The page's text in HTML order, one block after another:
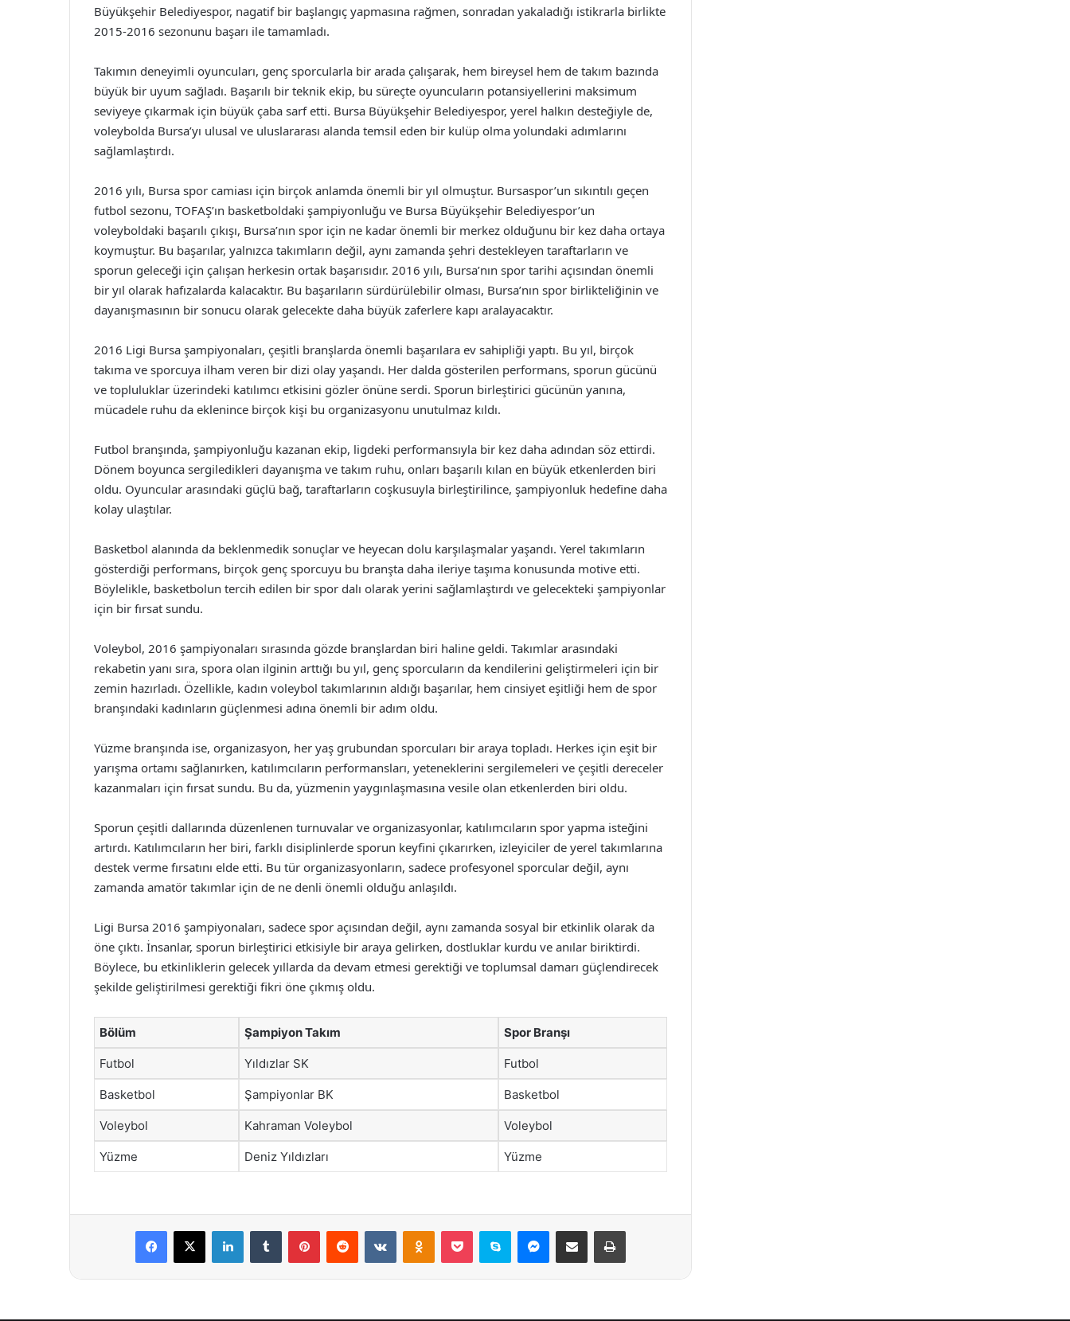
Büyükşehir Belediyespor, nagatif bir başlangıç yapmasına rağmen, sonradan yakaladığı istikrarla birlikte
2015-2016 sezonunu başarı ile tamamladı.
Takımın deneyimli oyuncuları, genç sporcularla bir arada çalışarak, hem bireysel hem de takım bazında
büyük bir uyum sağladı. Başarılı bir teknik ekip, bu süreçte oyuncuların potansiyellerini maksimum
seviyeye çıkarmak için büyük çaba sarf etti. Bursa Büyükşehir Belediyespor, yerel halkın desteğiyle de,
voleybolda Bursa’yı ulusal ve uluslararası alanda temsil eden bir kulüp olma yolundaki adımlarını
sağlamlaştırdı.
2016 yılı, Bursa spor camiası için birçok anlamda önemli bir yıl olmuştur. Bursaspor’un sıkıntılı geçen
futbol sezonu, TOFAŞ’ın basketboldaki şampiyonluğu ve Bursa Büyükşehir Belediyespor’un
voleyboldaki başarılı çıkışı, Bursa’nın spor için ne kadar önemli bir merkez olduğunu bir kez daha ortaya
koymuştur. Bu başarılar, yalnızca takımların değil, aynı zamanda şehri destekleyen taraftarların ve
sporun geleceği için çalışan herkesin ortak başarısıdır. 2016 yılı, Bursa’nın spor tarihi açısından önemli
bir yıl olarak hafızalarda kalacaktır. Bu başarıların sürdürülebilir olması, Bursa’nın spor birlikteliğinin ve
dayanışmasının bir sonucu olarak gelecekte daha büyük zaferlere kapı aralayacaktır.
2016 Ligi Bursa şampiyonaları, çeşitli branşlarda önemli başarılara ev sahipliği yaptı. Bu yıl, birçok
takıma ve sporcuya ilham veren bir dizi olay yaşandı. Her dalda gösterilen performans, sporun gücünü
ve topluluklar üzerindeki katılımcı etkisini gözler önüne serdi. Sporun birleştirici gücünün yanına,
mücadele ruhu da eklenince birçok kişi bu organizasyonu unutulmaz kıldı.
Futbol branşında, şampiyonluğu kazanan ekip, ligdeki performansıyla bir kez daha adından söz ettirdi.
Dönem boyunca sergiledikleri dayanışma ve takım ruhu, onları başarılı kılan en büyük etkenlerden biri
oldu. Oyuncular arasındaki güçlü bağ, taraftarların coşkusuyla birleştirilince, şampiyonluk hedefine daha
kolay ulaştılar.
Basketbol alanında da beklenmedik sonuçlar ve heyecan dolu karşılaşmalar yaşandı. Yerel takımların
gösterdiği performans, birçok genç sporcuyu bu branşta daha ileriye taşıma konusunda motive etti.
Böylelikle, basketbolun tercih edilen bir spor dalı olarak yerini sağlamlaştırdı ve gelecekteki şampiyonlar
için bir fırsat sundu.
Voleybol, 2016 şampiyonaları sırasında gözde branşlardan biri haline geldi. Takımlar arasındaki
rekabetin yanı sıra, spora olan ilginin arttığı bu yıl, genç sporcuların da kendilerini geliştirmeleri için bir
zemin hazırladı. Özellikle, kadın voleybol takımlarının aldığı başarılar, hem cinsiyet eşitliği hem de spor
branşındaki kadınların güçlenmesi adına önemli bir adım oldu.
Yüzme branşında ise, organizasyon, her yaş grubundan sporcuları bir araya topladı. Herkes için eşit bir
yarışma ortamı sağlanırken, katılımcıların performansları, yeteneklerini sergilemeleri ve çeşitli dereceler
kazanmaları için fırsat sundu. Bu da, yüzmenin yaygınlaşmasına vesile olan etkenlerden biri oldu.
Sporun çeşitli dallarında düzenlenen turnuvalar ve organizasyonlar, katılımcıların spor yapma isteğini
artırdı. Katılımcıların her biri, farklı disiplinlerde sporun keyfini çıkarırken, izleyiciler de yerel takımlarına
destek verme fırsatını elde etti. Bu tür organizasyonların, sadece profesyonel sporcular değil, aynı
zamanda amatör takımlar için de ne denli önemli olduğu anlaşıldı.
Ligi Bursa 2016 şampiyonaları, sadece spor açısından değil, aynı zamanda sosyal bir etkinlik olarak da
öne çıktı. İnsanlar, sporun birleştirici etkisiyle bir araya gelirken, dostluklar kurdu ve anılar biriktirdi.
Böylece, bu etkinliklerin gelecek yıllarda da devam etmesi gerektiği ve toplumsal damarı güçlendirecek
şekilde geliştirilmesi gerektiği fikri öne çıkmış oldu.
Bölüm Şampiyon Takım Spor Branşı
Futbol Yıldızlar SK Futbol
Basketbol Şampiyonlar BK Basketbol
Voleybol Kahraman Voleybol Voleybol
Yüzme Deniz Yıldızları Yüzme
Facebook
X LinkedInTumblr PinterestReddit VKontakteOdnoklassniki
Pocket Skype Messenger
E-Posta ile paylaş Yazdır